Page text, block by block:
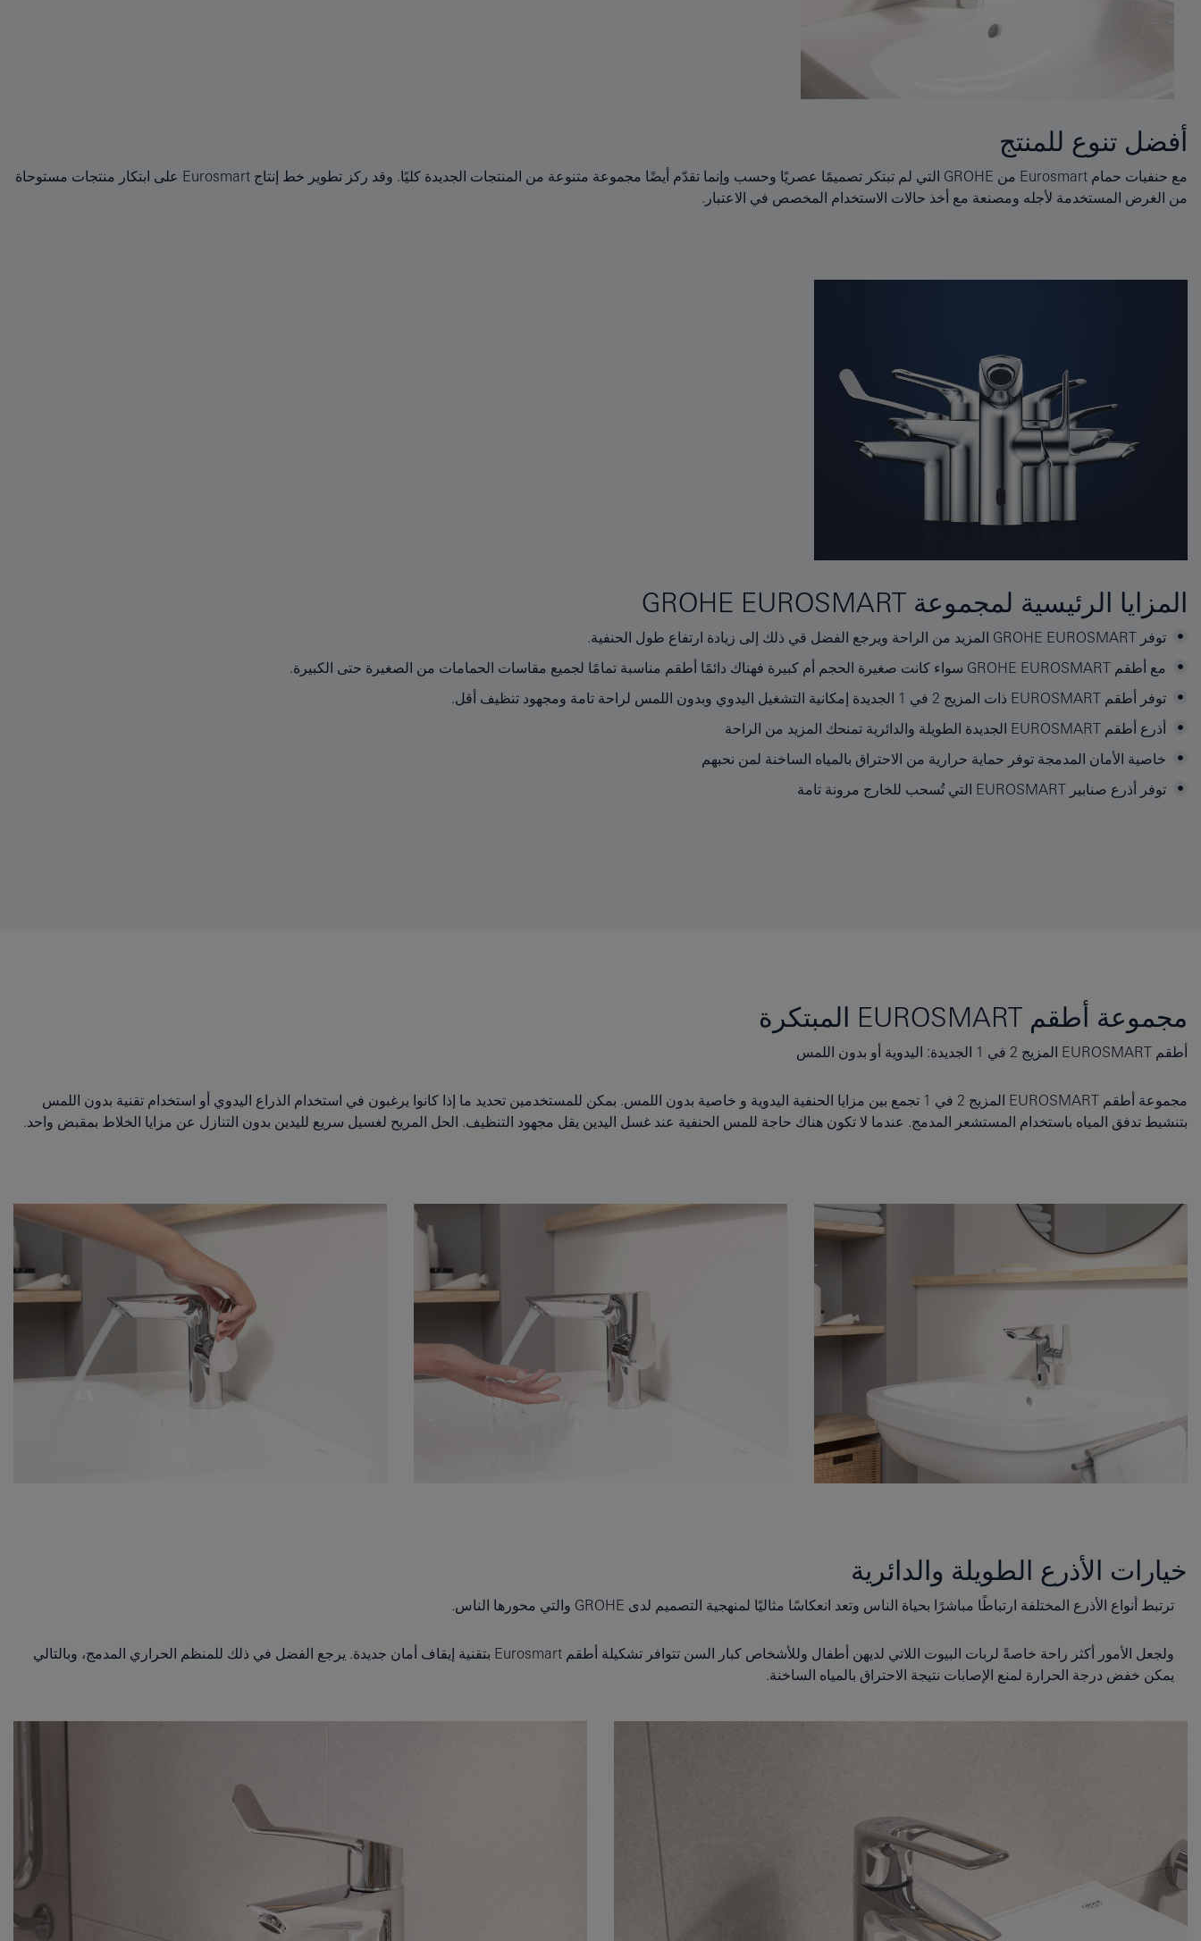
أفضل تنوع للمنتج
مع حنفيات حمام Eurosmart من GROHE التي لم تبتكر تصميمًا عصريًا وحسب وإنما تقدّم أيضًا مجموعة متنوعة من المنتجات الجديدة كليًا. وقد ركز تطوير خط إنتاج Eurosmart على ابتكار منتجات مستوحاة
من الغرض المستخدمة لأجله ومصنعة مع أخذ حالات الاستخدام المخصص في الاعتبار.
المزايا الرئيسية لمجموعة GROHE EUROSMART
توفر GROHE EUROSMART المزيد من الراحة ويرجع الفضل قي ذلك إلى زيادة ارتفاع طول الحنفية.
مع أطقم GROHE EUROSMART سواء كانت صغيرة الحجم أم كبيرة فهناك دائمًا أطقم مناسبة تمامًا لجميع مقاسات الحمامات من الصغيرة حتى الكبيرة.
توفر أطقم EUROSMART ذات المزيج 2 في 1 الجديدة إمكانية التشغيل اليدوي وبدون اللمس لراحة تامة ومجهود تنظيف أقل.
أذرع أطقم EUROSMART الجديدة الطويلة والدائرية تمنحك المزيد من الراحة
خاصية الأمان المدمجة توفر حماية حرارية من الاحتراق بالمياه الساخنة لمن نحبهم
توفر أذرع صنابير EUROSMART التي تُسحب للخارج مرونة تامة
مجموعة أطقم EUROSMART المبتكرة
أطقم EUROSMART المزيج 2 في 1 الجديدة: اليدوية أو بدون اللمس
مجموعة أطقم EUROSMART المزيج 2 في 1 تجمع بين مزايا الحنفية اليدوية و خاصية بدون اللمس. بمكن للمستخدمين تحديد ما إذا كانوا يرغبون في استخدام الذراع اليدوي أو استخدام تقنية بدون اللمس
بتنشيط تدفق المياه باستخدام المستشعر المدمج. عندما لا تكون هناك حاجة للمس الحنفية عند غسل اليدين يقل مجهود التنظيف. الحل المريح لغسيل سريع لليدين بدون التنازل عن مزايا الخلاط بمقبض واحد.
خيارات الأذرع الطويلة والدائرية
ترتبط أنواع الأذرع المختلفة ارتباطًا مباشرًا بحياة الناس وتعد انعكاسًا مثاليًا لمنهجية التصميم لدى GROHE والتي محورها الناس.
ولجعل الأمور أكثر راحة خاصةً لربات البيوت اللاتي لديهن أطفال وللأشخاص كبار السن تتوافر تشكيلة أطقم Eurosmart بتقنية إيقاف أمان جديدة. يرجع الفضل في ذلك للمنظم الحراري المدمج، وبالتالي
يمكن خفض درجة الحرارة لمنع الإصابات نتيجة الاحتراق بالمياه الساخنة.